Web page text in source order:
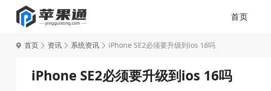
首页
首页 资讯 系统资讯 iPhone SE2必须要升级到ios 16吗
iPhone SE2必须要升级到ios 16吗